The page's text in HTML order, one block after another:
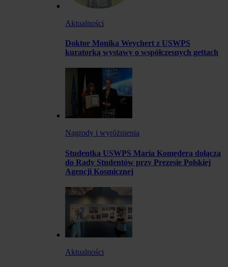
Aktualności
Doktor Monika Weychert z USWPS
kuratorką wystawy o współczesnych gettach
Nagrody i wyróżnienia
Studentka USWPS Maria Komędera dołącza
do Rady Studentów przy Prezesie Polskiej
Agencji Kosmicznej
Aktualności